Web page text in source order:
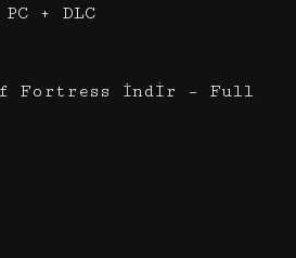
+ DLC
Fortress İndir – Full